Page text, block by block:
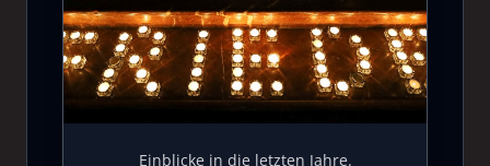
Einblicke in die letzten Jahre.